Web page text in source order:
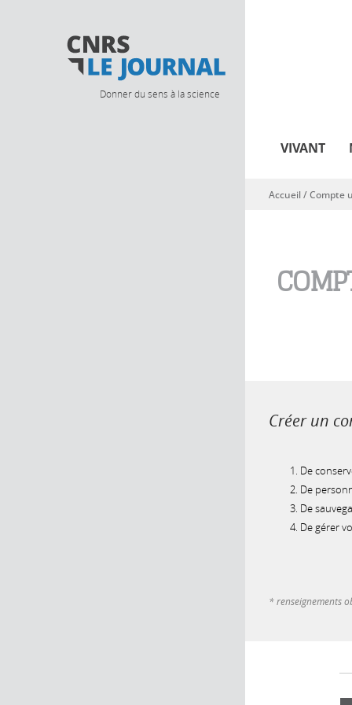
Donner du sens à la science
VIVANT
Vous êtes ici
Accueil/Compte
Créer un
De
De
De
De gérer
* renseignements